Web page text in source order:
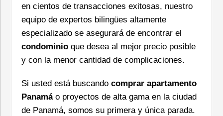
en cientos de transacciones exitosas, nuestro
equipo de expertos bilingües altamente
especializado se asegurará de encontrar el
condominio que desea al mejor precio posible
y con la menor cantidad de complicaciones.
Si usted está buscando comprar apartamento
Panamáo proyectos de alta gama en la ciudad
de Panamá, somos su primera y única parada.